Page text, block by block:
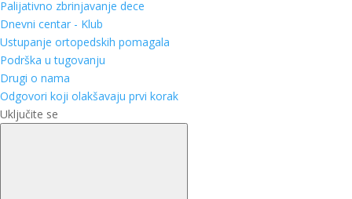
Palijativno zbrinjavanje dece
Dnevni centar - Klub
Ustupanje ortopedskih pomagala
Podrška u tugovanju
Drugi o nama
Odgovori koji olakšavaju prvi korak
Uključite se